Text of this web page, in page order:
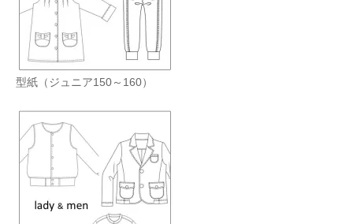
型紙（ジュニア150～160）